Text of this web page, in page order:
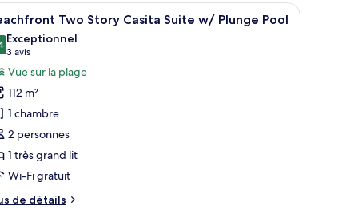
en arrière-plan.
:
Une terrasse en bois avec un jacuzzi et vue
7 Two Story Casita Suite w/ Plunge Pool
sur 10
Exceptionnel
3 avis
(3 avis)
Vue sur la plage
112 m²
1 chambre
2 personnes
1 très grand lit
Wi-Fi gratuit
de détails